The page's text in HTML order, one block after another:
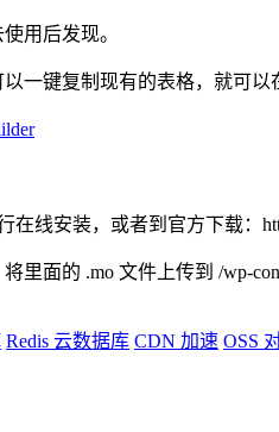
用后发现。
一键复制现有的表格，就可以
线安装，或者到官方下载：
面的 .mo 文件上传到 /wp-
Redis 云数据库 CDN 加速 OSS